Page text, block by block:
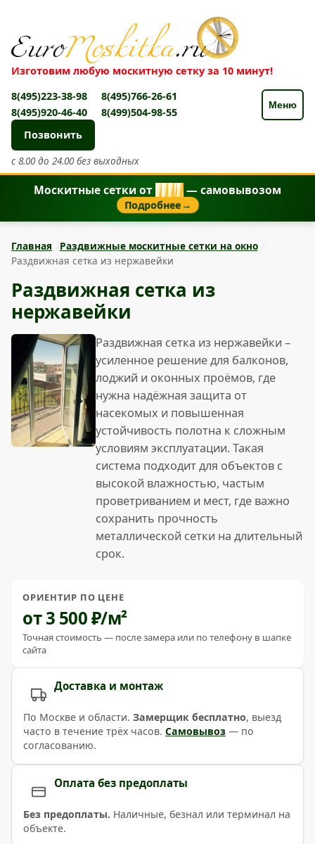
Изготовим любую москитную сетку за 10 минут!
8(495)223-38-98
8(495)766-26-61
8(495)920-46-40
8(499)504-98-55
Позвонить
с 8.00 до 24.00 без выходных
Меню
Москитные сетки от 850 ₽— самовывозом
Подробнее→
Главная
Раздвижные москитные сетки на окно
Раздвижная сетка из нержавейки
Раздвижная сетка из
нержавейки
Раздвижная сетка из нержавейки –
усиленное решение для балконов,
лоджий и оконных проёмов, где
нужна надёжная защита от
насекомых и повышенная
устойчивость полотна к сложным
условиям эксплуатации. Такая
система подходит для объектов с
высокой влажностью, частым
проветриванием и мест, где важно
сохранить прочность
металлической сетки на длительный
срок.
ОРИЕНТИР ПО ЦЕНЕ
от 3 500 ₽/м²
Точная стоимость — после замера или по телефону в шапке
сайта
Доставка и монтаж
По Москве и области. Замерщик бесплатно, выезд
часто в течение трёх часов. Самовывоз — по
согласованию.
Оплата без предоплаты
Без предоплаты. Наличные, безнал или терминал на
объекте.